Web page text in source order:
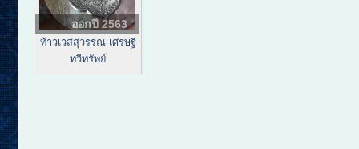
ออกปี 2563
ท้าวเวสสุวรรณ เศรษฐี
ทวีทรัพย์